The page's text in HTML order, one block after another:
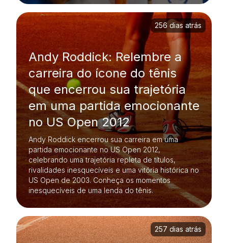
Andy Roddick: Relembre a
carreira do ícone do tênis
que encerrou sua trajetória
em uma partida emocionante
no US Open 2012
Andy Roddick encerrou sua carreira em uma
partida emocionante no US Open 2012,
celebrando uma trajetória repleta de títulos,
rivalidades inesquecíveis e uma vitória histórica no
US Open de 2003. Conheça os momentos
inesquecíveis de uma lenda do tênis.
256 dias atrás
257 dias atrás